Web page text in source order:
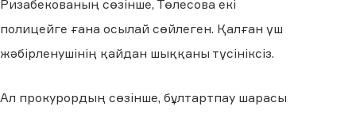
Ризабекованың сөзінше, Төлесова екі
полицейге ғана осылай сөйлеген. Қалған үш
жәбірленушінің қайдан шыққаны түсініксіз.
Ал прокурордың сөзінше, бұлтартпау шарасы